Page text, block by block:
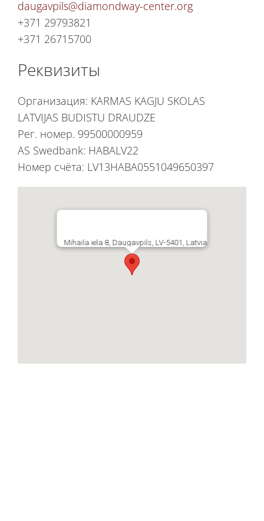
daugavpils@diamondway-center.org
+371 29793821
+371 26715700
Реквизиты
Организация: KARMAS KAGJU SKOLAS
LATVIJAS BUDISTU DRAUDZE
Рег. номер. 99500000959
AS Swedbank: HABALV22
Номер счёта: LV13HABA0551049650397
Mihaila iela 8, Daugavpils, LV-5401, Latvia